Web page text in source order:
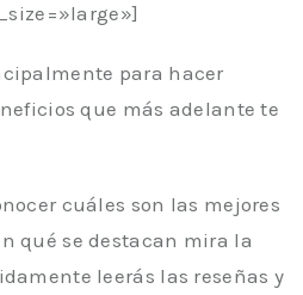
para hacer
que más adelante te
cuáles son las mejores
qué se destacan mira la
leerás las reseñas y